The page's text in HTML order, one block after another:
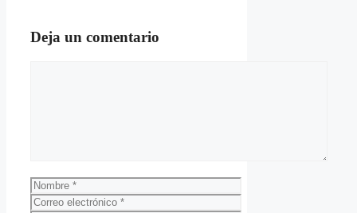
Deja un comentario
Nombre
Correo